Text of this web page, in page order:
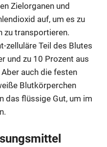
Zielorganen und
auf, um es zu
zu transportieren.
zelluläre Teil des Blutes
und zu 10 Prozent aus
auch die festen
Blutkörperchen
das flüssige Gut, um im